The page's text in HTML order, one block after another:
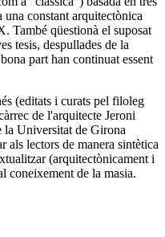
una constant arquitectònica
També qüestionà el suposat
tesis, despullades de la
part han continuat essent
(editats i curats pel filoleg
de l'arquitecte Jeroni
Universitat de Girona
als lectors de manera sintètica
(arquitectònicament i
coneixement de la masia.